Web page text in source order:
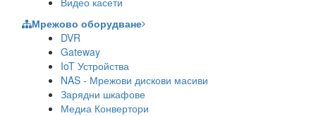
Мрежово оборудване
DVR
Gateway
IoT Устройства
NAS - Мрежови дискови масиви
Зарядни шкафове
Медиа Конвертори